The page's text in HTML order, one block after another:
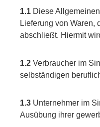
1.1 Diese
Lieferung von Waren,
abschließt. Hiermit
1.2 Verbraucher im
selbständigen
1.3 Unternehmer im
Ausübung ihrer